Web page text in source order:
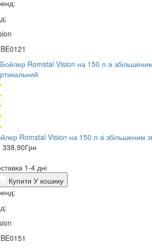
Romstal Vision на 150 л зі збільшеним
338,90Грн
1-4 дні
Купити У кошику